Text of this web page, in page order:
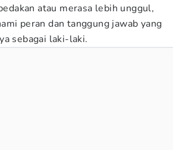
atau merasa lebih unggul,
peran dan tanggung jawab yang
sebagai laki-laki.